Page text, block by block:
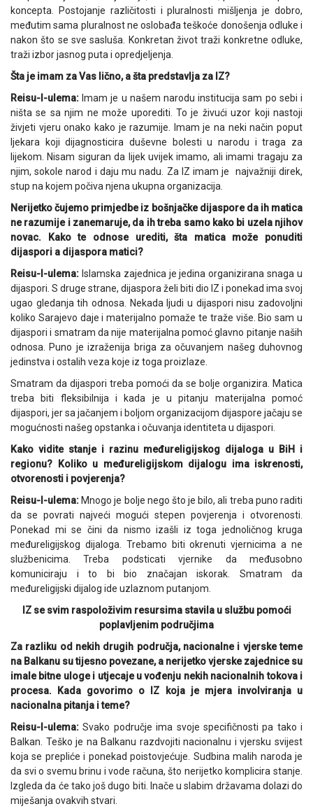
koncepta. Postojanje različitosti i pluralnosti mišljenja je dobro,
međutim sama pluralnost ne oslobađa teškoće donošenja odluke i
nakon što se sve sasluša. Konkretan život traži konkretne odluke,
traži izbor jasnog puta i opredjeljenja.
Šta je imam za Vas lično, a šta predstavlja za IZ?
Reisu-l-ulema: Imam je u našem narodu institucija sam po sebi i
ništa se sa njim ne može uporediti. To je živući uzor koji nastoji
živjeti vjeru onako kako je razumije. Imam je na neki način poput
ljekara koji dijagnosticira duševne bolesti u narodu i traga za
lijekom. Nisam siguran da lijek uvijek imamo, ali imami tragaju za
njim, sokole narod i daju mu nadu. Za IZ imam je najvažniji direk,
stup na kojem počiva njena ukupna organizacija.
Nerijetko čujemo primjedbe iz bošnjačke dijaspore da ih matica
ne razumije i zanemaruje, da ih treba samo kako bi uzela njihov
novac. Kako te odnose urediti, šta matica može ponuditi
dijaspori a dijaspora matici?
Reisu-l-ulema: Islamska zajednica je jedina organizirana snaga u
dijaspori. S druge strane, dijaspora želi biti dio IZ i ponekad ima svoj
ugao gledanja tih odnosa. Nekada ljudi u dijaspori nisu zadovoljni
koliko Sarajevo daje i materijalno pomaže te traže više. Bio sam u
dijaspori i smatram da nije materijalna pomoć glavno pitanje naših
odnosa. Puno je izraženija briga za očuvanjem našeg duhovnog
jedinstva i ostalih veza koje iz toga proizlaze.
Smatram da dijaspori treba pomoći da se bolje organizira. Matica
treba biti fleksibilnija i kada je u pitanju materijalna pomoć
dijaspori, jer sa jačanjem i boljom organizacijom dijaspore jačaju se
mogućnosti našeg opstanka i očuvanja identiteta u dijaspori.
Kako vidite stanje i razinu međureligijskog dijaloga u BiH i
regionu? Koliko u međureligijskom dijalogu ima iskrenosti,
otvorenosti i povjerenja?
Reisu-l-ulema: Mnogo je bolje nego što je bilo, ali treba puno raditi
da se povrati najveći mogući stepen povjerenja i otvorenosti.
Ponekad mi se čini da nismo izašli iz toga jednoličnog kruga
međureligijskog dijaloga. Trebamo biti okrenuti vjernicima a ne
službenicima. Treba podsticati vjernike da međusobno
komuniciraju i to bi bio značajan iskorak. Smatram da
međureligijski dijalog ide uzlaznom putanjom.
IZ se svim raspoloživim resursima stavila u službu pomoći
poplavljenim područjima
Za razliku od nekih drugih područja, nacionalne i vjerske teme
na Balkanu su tijesno povezane, a nerijetko vjerske zajednice su
imale bitne uloge i utjecaje u vođenju nekih nacionalnih tokova i
procesa. Kada govorimo o IZ koja je mjera involviranja u
nacionalna pitanja i teme?
Reisu-l-ulema: Svako područje ima svoje specifičnosti pa tako i
Balkan. Teško je na Balkanu razdvojiti nacionalnu i vjersku svijest
koja se prepliće i ponekad poistovjećuje. Sudbina malih naroda je
da svi o svemu brinu i vode računa, što nerijetko komplicira stanje.
Izgleda da će tako još dugo biti. Inače u slabim državama dolazi do
miješanja ovakvih stvari.